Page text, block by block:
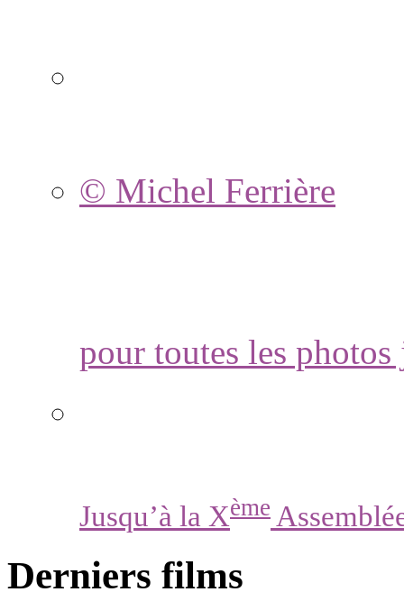
© Michel Ferrière
pour toutes les
Jusqu’à la Xème
Derniers films